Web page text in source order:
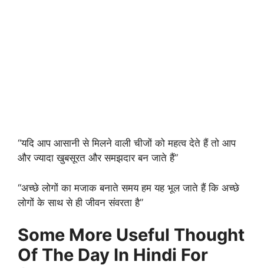
“यदि आप आसानी से मिलने वाली चीजों को महत्व देते हैं तो आप
और ज्यादा खुबसूरत और समझदार बन जाते हैं”
“अच्छे लोगों का मजाक बनाते समय हम यह भूल जाते हैं कि अच्छे
लोगों के साथ से ही जीवन संवरता है”
Some More Useful Thought
Of The Day In Hindi For